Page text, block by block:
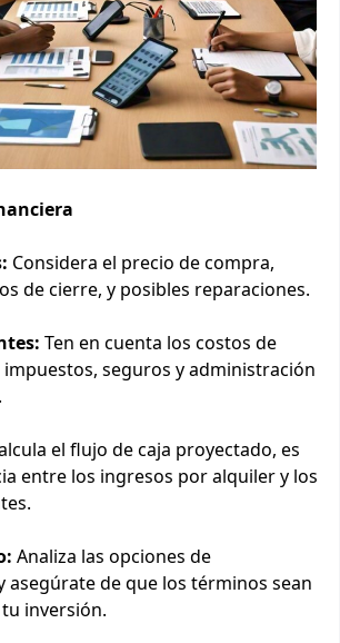
Considera el precio de compra,
de cierre, y posibles reparaciones.
Ten en cuenta los costos de
seguros y administración
el flujo de caja proyectado, es
entre los ingresos por alquiler y los
Analiza las opciones de
asegúrate de que los términos sean
inversión.